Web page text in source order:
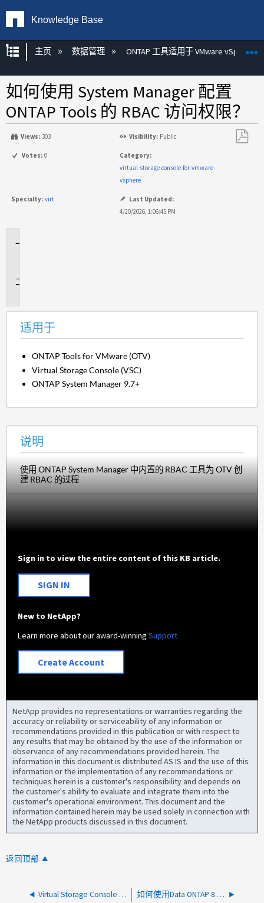
Knowledge Base
扩展/隐缩全局层次
主页 数据管理 ONTAP 工具适用于 VMware vSphere
如何使用 System Manager 配置
ONTAP Tools 的 RBAC 访问权限？
Views: 303 Visibility: Public
Votes: 0
Category:
virtual-storage-console-for-vmware-
vsphere
Specialty: virt
Last Updated:
4/20/2026, 1:06:45 PM
适用于
ONTAP Tools for VMware (OTV)
Virtual Storage Console (VSC)
ONTAP System Manager 9.7+
说明
使用 ONTAP System Manager 中内置的 RBAC 工具为 OTV 创
建 RBAC 的过程
Sign in to view the entire content of this KB article.
SIGN IN
New to NetApp?
Learn more about our award-winningSupport
Create Account
NetApp provides no representations or warranties regarding the
accuracy or reliability or serviceability of any information or
recommendations provided in this publication or with respect to
any results that may be obtained by the use of the information or
observance of any recommendations provided herein. The
information in this document is distributed AS IS and the use of this
information or the implementation of any recommendations or
techniques herein is a customer's responsibility and depends on
the customer's ability to evaluate and integrate them into the
customer's operational environment. This document and the
information contained herein may be used solely in connection with
the NetApp products discussed in this document.
返回顶部
Virtual Storage Console （ VSC ）：如何从环境中卸载 VSC 如何使用Data ONTAP 8.x配置VMware vSphere 4.x